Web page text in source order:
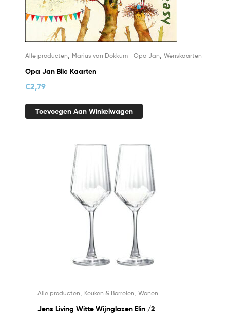
Alle producten Marius van Dokkum - Opa Jan Wenskaarten
Opa Jan Blic Kaarten
€2,79
Toevoegen Aan Winkelwagen
Alle producten Keuken & Borrelen Wonen
Jens Living Witte Wijnglazen Elin /2